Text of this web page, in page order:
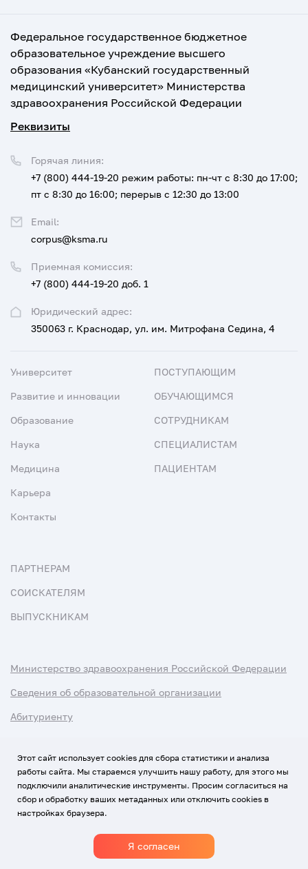
Федеральное государственное бюджетное
образовательное учреждение высшего
образования «Кубанский государственный
медицинский университет» Министерства
здравоохранения Российской Федерации
Реквизиты
Юридический адрес:
350063 г. Краснодар, ул. им. Митрофана Седина, 4
Приемная комиссия:
+7 (800) 444-19-20 доб. 1
Горячая линия:
+7 (800) 444-19-20 режим работы: пн-чт с 8:30 до 17:00;
пт с 8:30 до 16:00; перерыв с 12:30 до 13:00
Email:
corpus@ksma.ru
Университет
Развитие и инновации
Образование
Наука
Медицина
Карьера
Контакты
ПОСТУПАЮЩИМ
ОБУЧАЮЩИМСЯ
СОТРУДНИКАМ
СПЕЦИАЛИСТАМ
ПАЦИЕНТАМ
ПАРТНЕРАМ
СОИСКАТЕЛЯМ
ВЫПУСКНИКАМ
Министерство здравоохранения Российской Федерации
Сведения об образовательной организации
Абитуриенту
Использование Cookies
Политика обработки персональных данных
© Все права защищены
Этот сайт использует cookies для сбора статистики и анализа
работы сайта. Мы стараемся улучшить нашу работу, для этого мы
подключили аналитические инструменты. Просим согласиться на
сбор и обработку ваших метаданных или отключить cookies в
настройках браузера.
Я согласен